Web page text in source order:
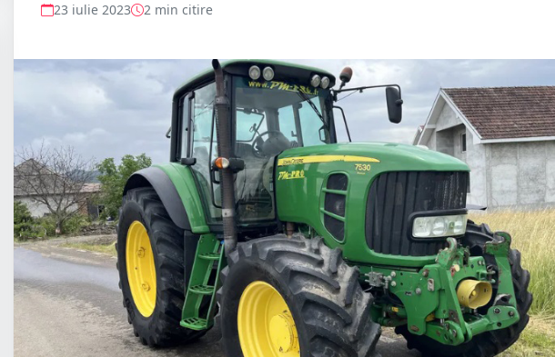
23 iulie 2023 2 min citire